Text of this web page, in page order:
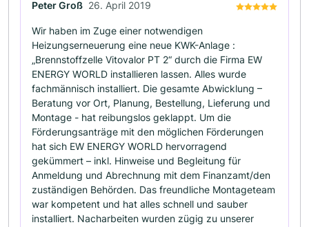
Peter Groß 26. April 2019
Wir haben im Zuge einer notwendigen
Heizungserneuerung eine neue KWK-Anlage :
„Brennstoffzelle Vitovalor PT 2“ durch die Firma EW
ENERGY WORLD installieren lassen. Alles wurde
fachmännisch installiert. Die gesamte Abwicklung –
Beratung vor Ort, Planung, Bestellung, Lieferung und
Montage - hat reibungslos geklappt. Um die
Förderungsanträge mit den möglichen Förderungen
hat sich EW ENERGY WORLD hervorragend
gekümmert – inkl. Hinweise und Begleitung für
Anmeldung und Abrechnung mit dem Finanzamt/den
zuständigen Behörden. Das freundliche Montageteam
war kompetent und hat alles schnell und sauber
installiert. Nacharbeiten wurden zügig zu unserer